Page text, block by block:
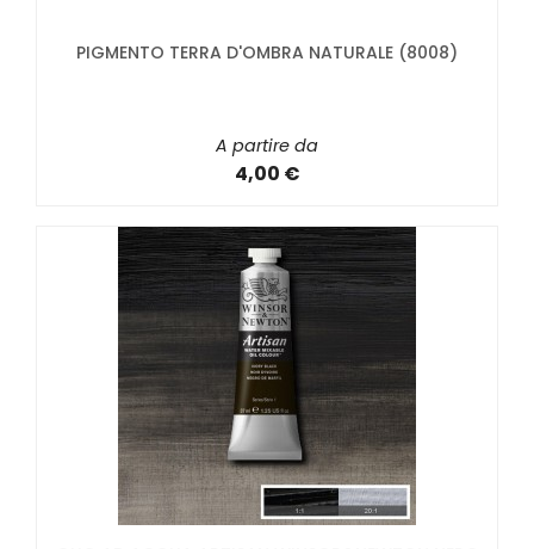
PIGMENTO TERRA D'OMBRA NATURALE (8008)
A partire da
4,00 €